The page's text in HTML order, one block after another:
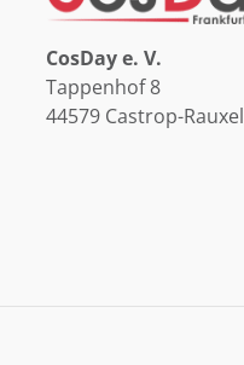
CosDay e. V.
Tappenhof 8
44579 Castrop-Rauxel